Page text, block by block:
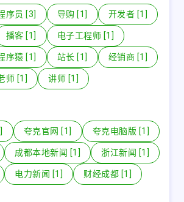
序员 [3] 导购 [1] 开发者 [1]
播客 [1] 电子工程师 [1]
序猿 [1] 站长 [1] 经销商 [1]
师 [1] 讲师 [1]
夸克官网 [1] 夸克电脑版 [1]
成都本地新闻 [1] 浙江新闻 [1]
电力新闻 [1] 财经成都 [1]